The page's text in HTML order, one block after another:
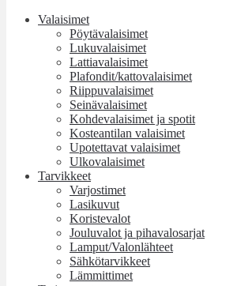
Valaisimet
Pöytävalaisimet
Lukuvalaisimet
Lattiavalaisimet
Plafondit/kattovalaisimet
Riippuvalaisimet
Seinävalaisimet
Kohdevalaisimet ja spotit
Kosteantilan valaisimet
Upotettavat valaisimet
Ulkovalaisimet
Tarvikkeet
Varjostimet
Lasikuvut
Koristevalot
Jouluvalot ja pihavalosarjat
Lamput/Valonlähteet
Sähkötarvikkeet
Lämmittimet